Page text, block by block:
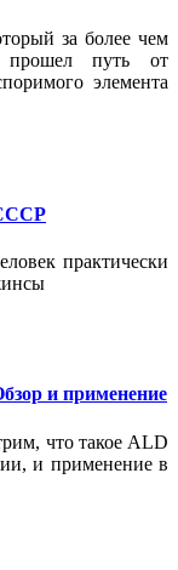
за более чем
прошел путь от
элемента
практически
и применение
что такое ALD
и применение в